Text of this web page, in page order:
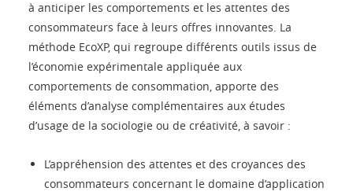
à anticiper les comportements et les attentes des
consommateurs face à leurs offres innovantes. La
méthode EcoXP, qui regroupe différents outils issus de
l’économie expérimentale appliquée aux
comportements de consommation, apporte des
éléments d’analyse complémentaires aux études
d’usage de la sociologie ou de créativité, à savoir :
L’appréhension des attentes et des croyances des
consommateurs concernant le domaine d’application